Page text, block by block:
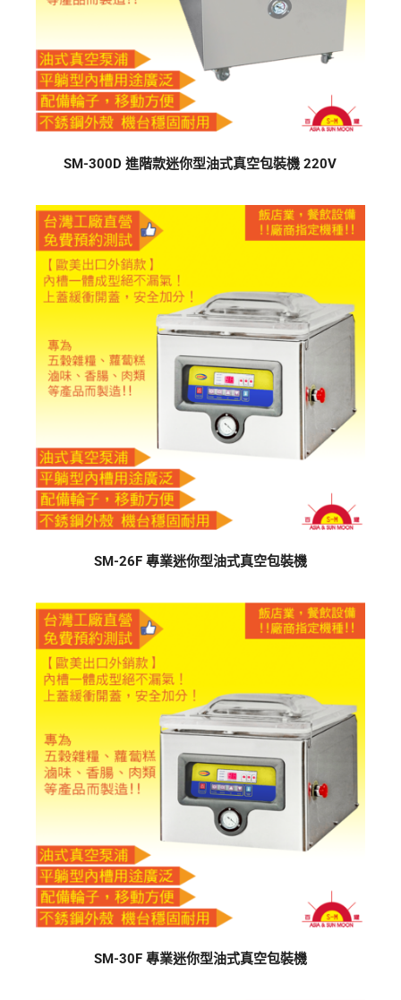
SM-300D 進階款迷你型油式真空包裝機 220V
SM-26F 專業迷你型油式真空包裝機
SM-30F 專業迷你型油式真空包裝機